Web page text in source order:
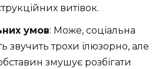
витівок.
умов: Може, соціальна
звучить трохи ілюзорно, але
змушує розбігати